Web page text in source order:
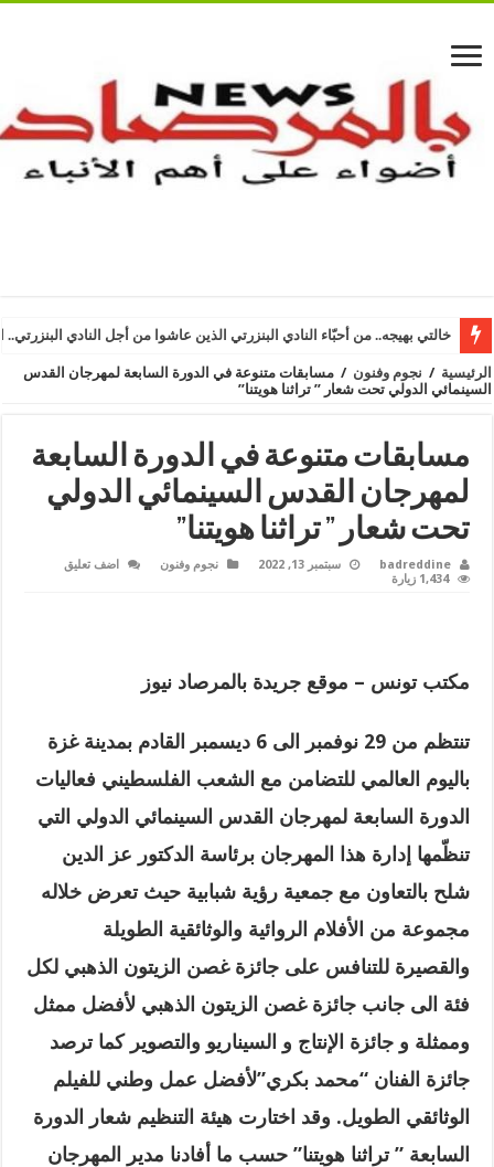
خالتي بهيجه.. من أحبّاء النادي البنزرتي الذين عاشوا من أجل النادي البنزرتي..
الرئيسية / نجوم وفنون / مسابقات متنوعة في الدورة السابعة لمهرجان القدس
السينمائي الدولي تحت شعار ” تراثنا هويتنا”
مسابقات متنوعة في الدورة السابعة
لمهرجان القدس السينمائي الدولي
تحت شعار ” تراثنا هويتنا”
badreddine سبتمبر 13, 2022 نجوم وفنون
اضف تعليق
1,434 زيارة
مكتب تونس – موقع جريدة بالمرصاد نيوز
تنتظم من 29 نوفمبر الى 6 ديسمبر القادم بمدينة غزة
باليوم العالمي للتضامن مع الشعب الفلسطيني فعاليات
الدورة السابعة لمهرجان القدس السينمائي الدولي التي
تنظّمها إدارة هذا المهرجان برئاسة الدكتور عز الدين
شلح بالتعاون مع جمعية رؤية شبابية حيث تعرض خلاله
مجموعة من الأفلام الروائية والوثائقية الطويلة
والقصيرة للتنافس على جائزة غصن الزيتون الذهبي لكل
فئة الى جانب جائزة غصن الزيتون الذهبي لأفضل ممثل
وممثلة و جائزة الإنتاج و السيناريو والتصوير كما ترصد
جائزة الفنان “محمد بكري”لأفضل عمل وطني للفيلم
الوثائقي الطويل. وقد اختارت هيئة التنظيم شعار الدورة
السابعة ” تراثنا هويتنا” حسب ما أفادنا مدير المهرجان